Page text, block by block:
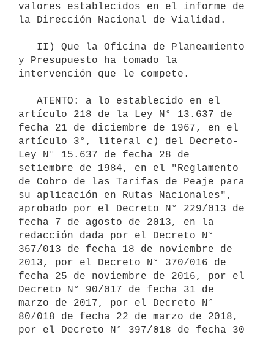
valores establecidos en el informe de
la Dirección Nacional de Vialidad.
y Presupuesto ha tomado la
intervención que le compete.
artículo 218 de la Ley N° 13.637 de
fecha 21 de diciembre de 1967, en el
artículo 3°, literal c) del Decreto-
Ley N° 15.637 de fecha 28 de
setiembre de 1984, en el "Reglamento
de Cobro de las Tarifas de Peaje para
su aplicación en Rutas Nacionales",
aprobado por el Decreto N° 229/013 de
fecha 7 de agosto de 2013, en la
redacción dada por el Decreto N°
367/013 de fecha 18 de noviembre de
2013, por el Decreto N° 370/016 de
fecha 25 de noviembre de 2016, por el
Decreto N° 90/017 de fecha 31 de
marzo de 2017, por el Decreto N°
80/018 de fecha 22 de marzo de 2018,
por el Decreto N° 397/018 de fecha 30